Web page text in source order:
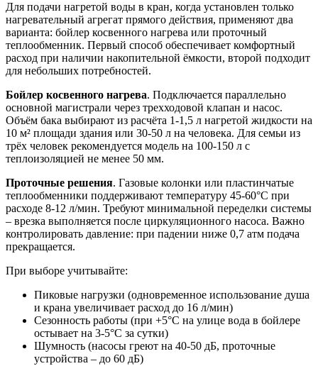
Для подачи нагретой воды в кран, когда установлен только
нагревательный агрегат прямого действия, применяют два
варианта: бойлер косвенного нагрева или проточный
теплообменник. Первый способ обеспечивает комфортный
расход при наличии накопительной ёмкости, второй подходит
для небольших потребностей.
Бойлер косвенного нагрева. Подключается параллельно
основной магистрали через трехходовой клапан и насос.
Объём бака выбирают из расчёта 1-1,5 л нагретой жидкости на
10 м² площади здания или 30-50 л на человека. Для семьи из
трёх человек рекомендуется модель на 100-150 л с
теплоизоляцией не менее 50 мм.
Проточные решения. Газовые колонки или пластинчатые
теплообменники поддерживают температуру 45-60°C при
расходе 8-12 л/мин. Требуют минимальной переделки системы
– врезка выполняется после циркуляционного насоса. Важно
контролировать давление: при падении ниже 0,7 атм подача
прекращается.
При выборе учитывайте:
Пиковые нагрузки (одновременное использование душа
и крана увеличивает расход до 16 л/мин)
Сезонность работы (при +5°C на улице вода в бойлере
остывает на 3-5°C за сутки)
Шумность (насосы греют на 40-50 дБ, проточные
устройства – до 60 дБ)